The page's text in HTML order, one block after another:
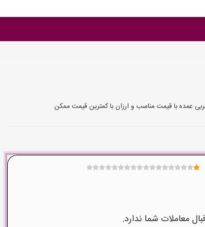
عمده با قیمت مناسب و ارزان با کمترین قیمت ممکن
معاملات شما ندارد.